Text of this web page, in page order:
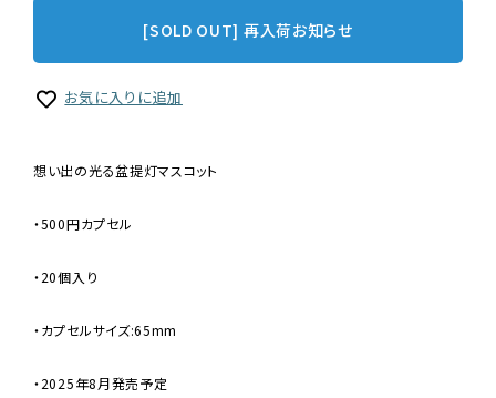
[SOLD OUT] 再入荷お知らせ
お気に入りに追加
想い出の光る盆提灯マスコット
・500円カプセル
・20個入り
・カプセルサイズ:65mm
・2025年8月発売予定